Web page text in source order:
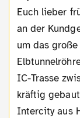
Euch lieber
an der
um das
IC-Trasse
kräftig
Intercity aus